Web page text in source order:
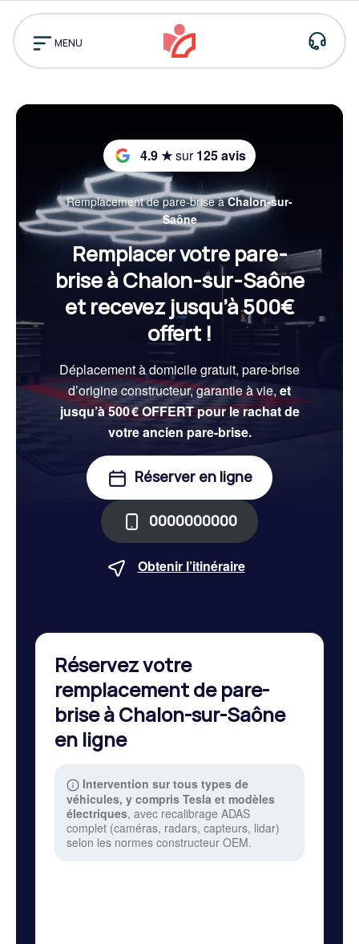
Pourquoi
nous
choisir ?
MENU
4.9 ★sur125 avis
Remplacement de pare-brise àChalon-sur-
Saône
Remplacer votre pare-
brise à Chalon-sur-Saône
et recevez jusqu’à 500€
offert !
Déplacement à domicile gratuit, pare-brise
d’origine constructeur, garantie à vie,et
jusqu’à 500 € OFFERT pour le rachat de
votre ancien pare-brise.
Réserver en ligne
0000000000
Obtenir l’itinéraire
Réservez votre
remplacement de pare-
brise à Chalon-sur-Saône
en ligne
Intervention sur tous types de
véhicules, y compris Tesla et modèles
électriques, avec recalibrage ADAS
complet (caméras, radars, capteurs, lidar)
selon les normes constructeur OEM.